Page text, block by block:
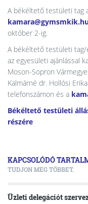
A békéltető testületi tag
október 2-ig.
A békéltető testületi tag/
az egyesületi ajánlással
Moson-Sopron
Kalmárné dr. Hollósi
telefonszámon és a
Békéltető testületi
részére
KAPCSOLÓDÓ
TUDJON MEG TÖBBET.
Üzleti delegációt